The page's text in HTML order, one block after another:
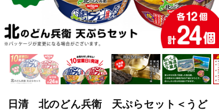
日清 北のどん兵衛 天ぷらセット＜うど